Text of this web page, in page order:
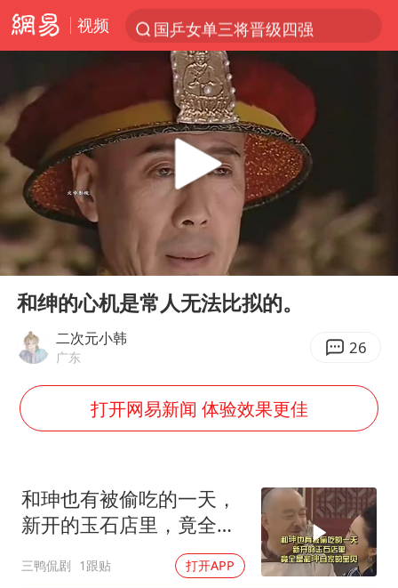
视频
国乒女单三将晋级四强
光影经济撬动暑期消费新蓝海
《欢迎来龙餐馆》口碑
检测列车撞人致11死2伤 涉事单位被罚
情侣在平潭拍日出时坠崖致一死一伤
白海豚将正面袭击贯穿浙江
宇树王兴兴被问了360多个问题
台当局重金为“台独”织“皇帝新衣”
商场现钱学森巨幅海报 负责人回应
老挝国会主席赛宋蓬逝世
购飞机票7分钟后退票被扣2022元
郑丽文：台湾从来没有“独立”过
Play
00:00 04:44
和绅的心机是常人无法比拟的。
二次元小韩
广东 26
打开网易新闻 体验效果更佳
和珅也有被偷吃的一天，
新开的玉石店里，竟全是
三鸭侃剧 1跟贴 打开APP